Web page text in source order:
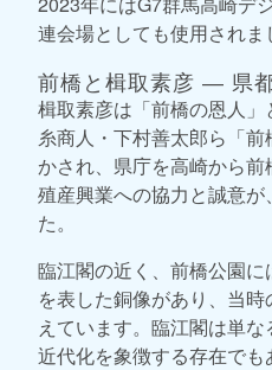
連会場としても使用されま
前橋と楫取素彦 ― 県
楫取素彦は「前橋の恩人
糸商人・下村善太郎ら「
かされ、県庁を高崎から
殖産興業への協力と誠意
た。
臨江閣の近く、前橋公園
を表した銅像があり、当
えています。臨江閣は単
近代化を象徴する存在でも